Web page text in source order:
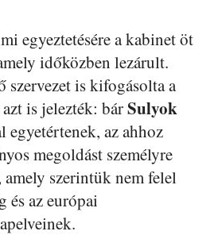
egyeztetésére a kabinet öt
időközben lezárult.
is kifogásolta a
is jelezték: bárSulyok
egyetértenek, az ahhoz
megoldást személyre
szerintük nem felel
és az európai